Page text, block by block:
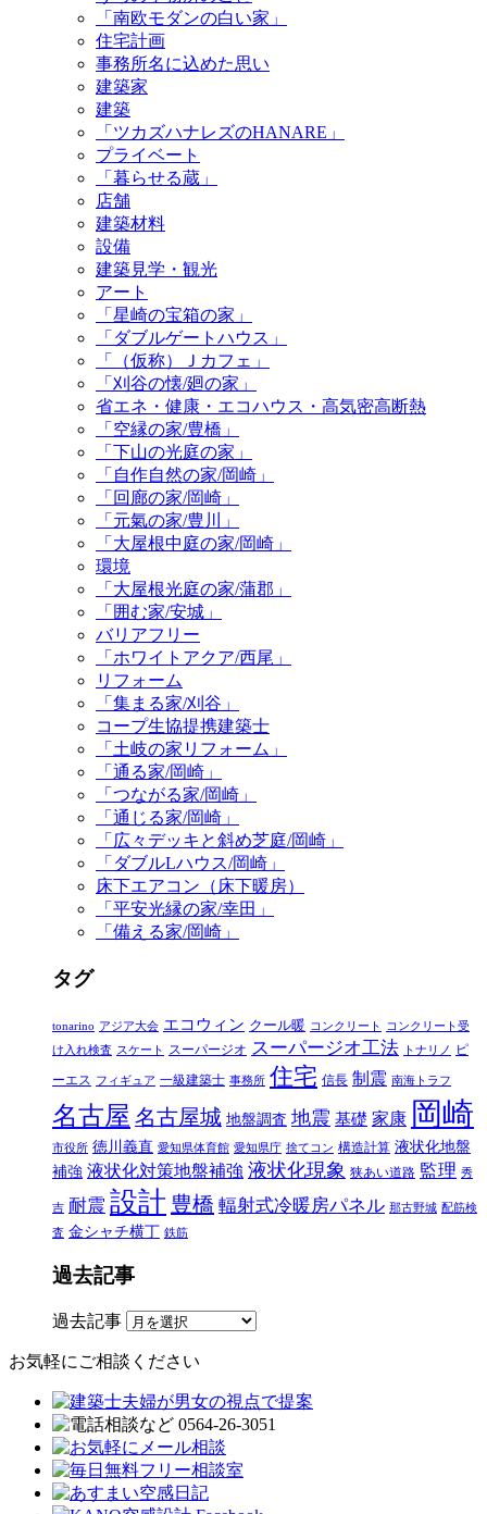
「南欧モダンの白い家」
住宅計画
事務所名に込めた思い
建築家
建築
「ツカズハナレズのHANARE」
プライベート
「暮らせる蔵」
店舗
建築材料
設備
建築見学・観光
アート
「星崎の宝箱の家」
「ダブルゲートハウス」
「（仮称）Ｊカフェ」
「刈谷の懐/廻の家」
省エネ・健康・エコハウス・高気密高断熱
「空縁の家/豊橋」
「下山の光庭の家」
「自作自然の家/岡崎」
「回廊の家/岡崎」
「元氣の家/豊川」
「大屋根中庭の家/岡崎」
環境
「大屋根光庭の家/蒲郡」
「囲む家/安城」
バリアフリー
「ホワイトアクア/西尾」
リフォーム
「集まる家/刈谷」
コープ生協提携建築士
「土岐の家リフォーム」
「通る家/岡崎」
「つながる家/岡崎」
「通じる家/岡崎」
「広々デッキと斜め芝庭/岡崎」
「ダブルLハウス/岡崎」
床下エアコン（床下暖房）
「平安光縁の家/幸田」
「備える家/岡崎」
タグ
tonarino アジア大会 エコウィン クール暖 コンクリート
コンクリート受
け入れ検査 スケート スーパージオ スーパージオ工法 トナリノ
ピ
ーエス
フィギュア 一級建築士 事務所 住宅 信長 制震 南海トラフ
名古屋 名古屋城 地盤調査 地震 基礎 家康 岡崎
市役所 徳川義直 愛知県体育館 愛知県庁 捨てコン 構造計算 液状化地盤
補強 液状化対策地盤補強 液状化現象 狭あい道路 監理 秀
吉 耐震 設計 豊橋 輻射式冷暖房パネル 那古野城 配筋検
査 金シャチ横丁 鉄筋
過去記事
過去記事
お気軽にご相談ください